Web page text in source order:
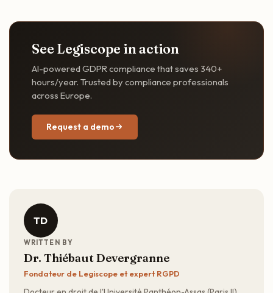
See Legiscope in action
AI-powered GDPR compliance that saves 340+
hours/year. Trusted by compliance professionals
across Europe.
Request a demo
TD
WRITTEN BY
Dr. Thiébaut Devergranne
Fondateur de Legiscope et expert RGPD